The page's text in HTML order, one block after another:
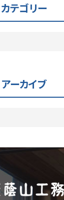
カテゴリー
アーカイブ